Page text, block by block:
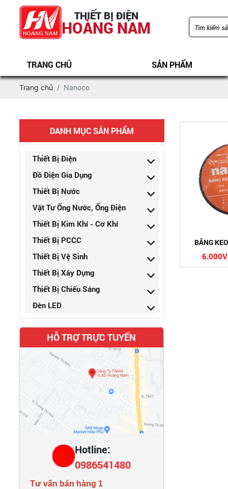
THIẾT BỊ ĐIỆN
HOÀNG NAM
TRANG CHỦ SẢN PHẨM
Trang chủ Nanoco
DANH MỤC SẢN PHẨM
Thiết Bị Điện
Đồ Điện Gia Dụng
Thiết Bị Nước
Vật Tư Ống Nước, Ống Điện
Thiết Bị Kim Khí - Cơ Khí
Thiết Bị PCCC
Thiết Bị Vệ Sinh
Thiết Bị Xây Dựng
Thiết Bị Chiếu Sáng
Đèn LED
HỖ TRỢ TRỰC TUYẾN
Hotline:
0986541480
Tư vấn bán hàng 1
BĂNG